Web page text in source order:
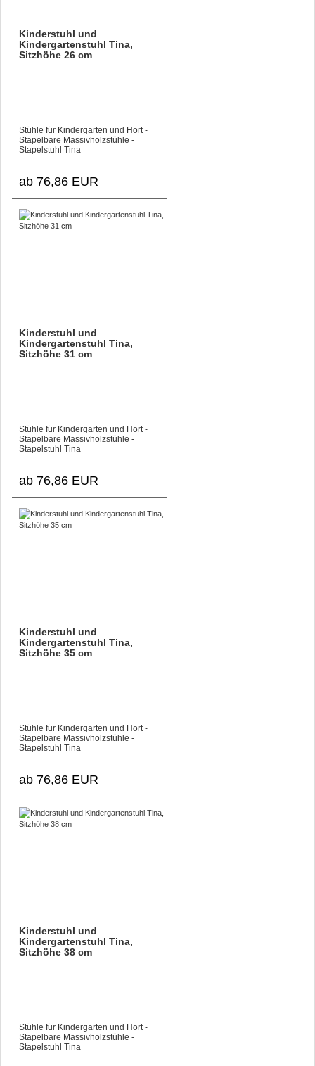
Kinderstuhl und
Kindergartenstuhl Tina,
Sitzhöhe 26 cm
Stühle für Kindergarten und Hort -
Stapelbare Massivholzstühle -
Stapelstuhl Tina
ab 76,86 EUR
Kinderstuhl und
Kindergartenstuhl Tina,
Sitzhöhe 31 cm
Stühle für Kindergarten und Hort -
Stapelbare Massivholzstühle -
Stapelstuhl Tina
ab 76,86 EUR
Kinderstuhl und
Kindergartenstuhl Tina,
Sitzhöhe 35 cm
Stühle für Kindergarten und Hort -
Stapelbare Massivholzstühle -
Stapelstuhl Tina
ab 76,86 EUR
Kinderstuhl und
Kindergartenstuhl Tina,
Sitzhöhe 38 cm
Stühle für Kindergarten und Hort -
Stapelbare Massivholzstühle -
Stapelstuhl Tina